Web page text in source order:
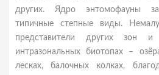
других. Ядро энтомофауны
типичные степные виды.
представители других зон
интразональных биотопах –
лесках, балочных колках,